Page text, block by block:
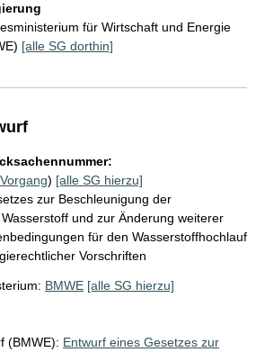
für Wirtschaft und Energie
[alle SG dorthin]
Vorgang) [alle SG hierzu]
zur Beschleunigung der
und zur Änderung weiterer
für den Wasserstoffhochlauf
Vorschriften
BMWE [alle SG hierzu]
(BMWE): Entwurf eines Gesetzes zur